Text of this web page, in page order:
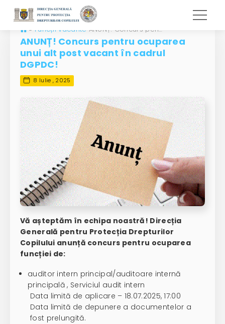
» Funcții vacante ANUNȚ! Concurs pentru ocuparea unui alt post vacant în cadrul DGPDC!
ANUNȚ! Concurs pentru ocuparea
unui alt post vacant în cadrul
DGPDC!
8 Iulie , 2025
Vă așteptăm în echipa noastră! Direcția
Generală pentru Protecția Drepturilor
Copilului anunță concurs pentru ocuparea
funcției de:
auditor intern principal/auditoare internă
principală , Serviciul audit intern
Data limită de aplicare – 18.07.2025, 17:00
Data limită de depunere a documentelor a
fost prelungită.